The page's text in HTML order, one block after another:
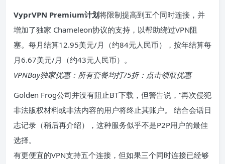
VyprVPN Premium计划将限制提高到五个同时连接，并
增加了独家 Chameleon协议的支持，以帮助绕过VPN阻
塞。每月结算12.95美元/月（约84元人民币），按年结算每
月6.67美元/月（约43元人民币）。
VPNBay独家优惠：所有套餐均打75折：点击领取优惠
Golden Frog公司并没有阻止BT下载，但警告说，“再次侵犯
非法版权材料或非法内容的用户将终止其账户。 结合会话日
志记录（稍后再介绍），这种服务似乎不是P2P用户的最佳
选择。
有更便宜的VPN支持五个连接，但如果三个同时连接已经够